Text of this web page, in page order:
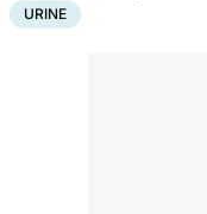
URINE